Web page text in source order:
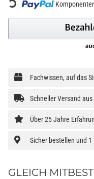
Fachwissen, auf das
Schneller Versand
Über 25 Jahre
Sicher bestellen und
GLEICH